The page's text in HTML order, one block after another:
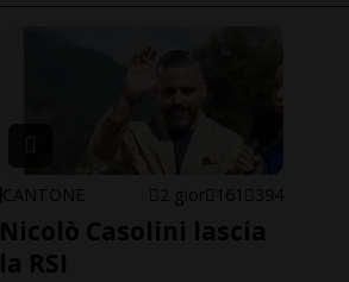
CANTONE 2 gior 161 394
Nicolò Casolini lascia
la RSI